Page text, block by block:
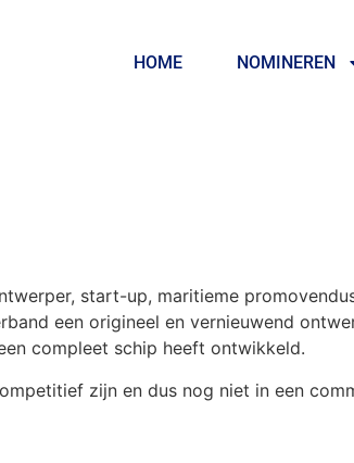
HOME NOMINEREN
start-up, maritieme
een origineel en vernieuwend
compleet schip heeft ontwikkeld.
zijn en dus nog niet in een